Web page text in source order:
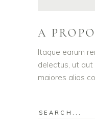
A
Itaque earum
delectus, ut
maiores alias
Search